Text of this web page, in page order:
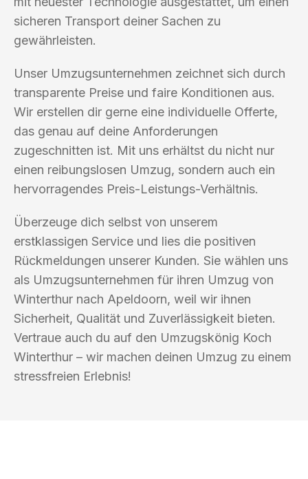
sicheren Transport deiner Sachen zu
gewährleisten.
Unser Umzugsunternehmen zeichnet sich durch
transparente Preise und faire Konditionen aus.
Wir erstellen dir gerne eine individuelle Offerte,
das genau auf deine Anforderungen
zugeschnitten ist. Mit uns erhältst du nicht nur
einen reibungslosen Umzug, sondern auch ein
hervorragendes Preis-Leistungs-Verhältnis.
Überzeuge dich selbst von unserem
erstklassigen Service und lies die positiven
Rückmeldungen unserer Kunden. Sie wählen uns
als Umzugsunternehmen für ihren Umzug von
Winterthur nach Apeldoorn, weil wir ihnen
Sicherheit, Qualität und Zuverlässigkeit bieten.
Vertraue auch du auf den Umzugskönig Koch
Winterthur – wir machen deinen Umzug zu einem
stressfreien Erlebnis!